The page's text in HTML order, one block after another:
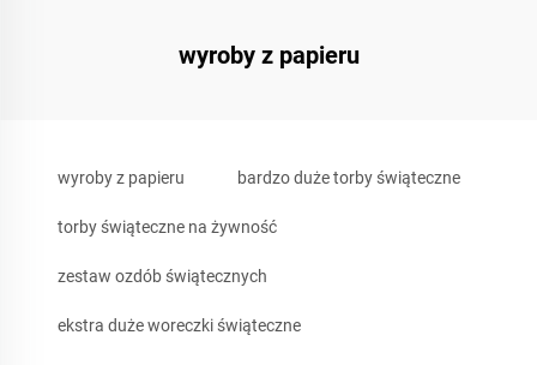
wyroby z papieru
wyroby z papieru bardzo duże torby świąteczne
torby świąteczne na żywność
zestaw ozdób świątecznych
ekstra duże woreczki świąteczne